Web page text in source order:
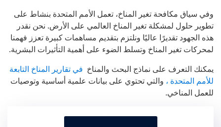
وفي سياق مكافحة تغير المناخ، تعمل الأمم المتحدة بنشاط على
تطوير حلول لمشكلة تغير المناخ العالمي على الأرض. نحن نقدر
هذه الجهود تقديرًا عاليًا ونلتزم بتقديم مساهمات كبيرة تعزز فهمنا
لمحركات تغير المناخ وتسلط الضوء على أهمية التأثيرات البشرية.
يمكنك التعرف على نماذج البحث والمناخ في تقارير المناخ التابعة
للأمم المتحدة ، والتي تحتوي على بيانات علمية أساسية وتوصيات
للعمل المناخي.